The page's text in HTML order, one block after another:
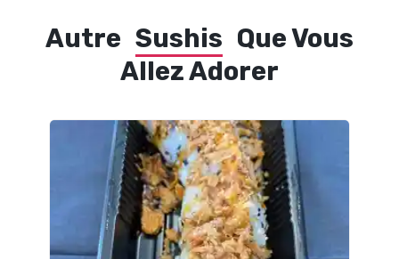
Autre Sushis Que Vous
Allez Adorer